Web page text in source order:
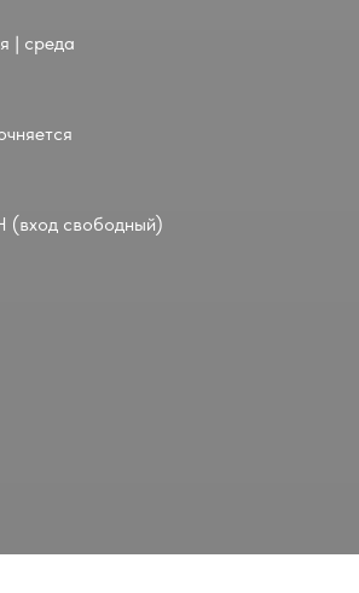
| среда
свободный)